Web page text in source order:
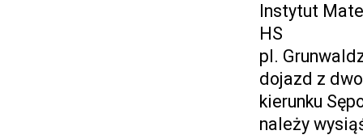
Instytut
HS
pl.
dojazd z
kierunku
należy